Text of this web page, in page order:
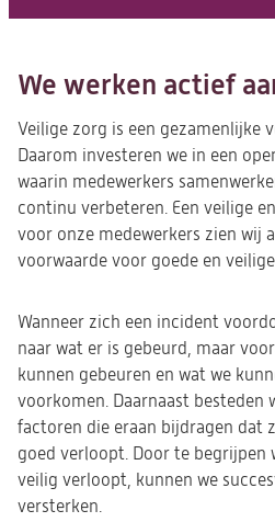
We werken actief
Veilige zorg is een gezamenlijke
Daarom investeren we in een
waarin medewerkers
continu verbeteren. Een veilige
voor onze medewerkers zien wij
voorwaarde voor goede en
Wanneer zich een incident
naar wat er is gebeurd, maar
kunnen gebeuren en wat we
voorkomen. Daarnaast besteden
factoren die eraan bijdragen dat
goed verloopt. Door te begrijpen
veilig verloopt, kunnen we
versterken.